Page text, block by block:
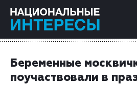
Беременные
поучаствовали в